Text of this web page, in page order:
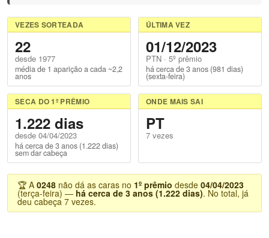
VEZES SORTEADA
22
desde 1977
média de 1 aparição a cada ~2,2
anos
ÚLTIMA VEZ
01/12/2023
PTN · 5º prêmio
há cerca de 3 anos (981 dias)
(sexta-feira)
SECA DO 1º PRÊMIO
1.222 dias
desde 04/04/2023
há cerca de 3 anos (1.222 dias)
sem dar cabeça
ONDE MAIS SAI
PT
7 vezes
🏆 A 0248 não dá as caras no 1º prêmio desde 04/04/2023
(terça-feira) — há cerca de 3 anos (1.222 dias). No total, já
deu cabeça 7 vezes.